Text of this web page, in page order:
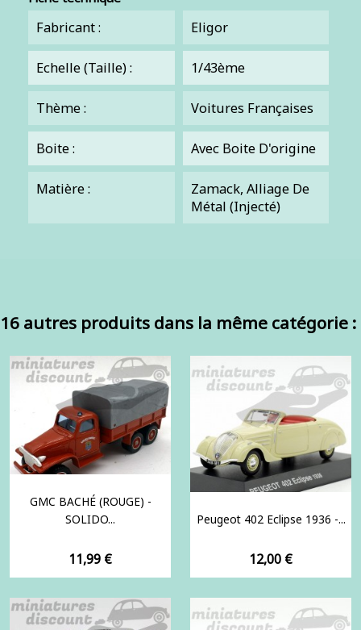
Fabricant : Eligor
Echelle (Taille) : 1/43ème
Thème : Voitures Françaises
Boite : Avec Boite D'origine
Matière :
Zamack, Alliage De
Métal (injecté)
16 autres produits dans la même catégorie :
GMC BACHÉ (ROUGE) -
SOLIDO...
Prix
11,99 €
Peugeot 402 Eclipse 1936 -...
Prix
12,00 €